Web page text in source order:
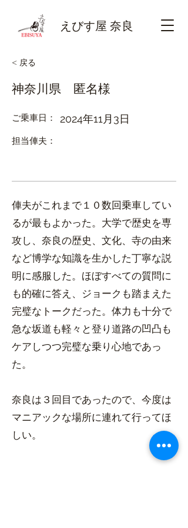
えびす屋 奈良
< 戻る
神奈川県 匿名様
ご乗車日： 2024年11月3日
​担当俥夫：
俥夫がこれまで１０数回乗車してい
るが最もよかった。大学で歴史を専
攻し、奈良の歴史、文化、寺の由来
など博学な知識を生かした丁寧な説
明に感服した。ほぼすべての質問に
も的確に答え、ジョークも踏まえた
完璧なトークだった。体力も十分で
急な坂道も軽々と登り道路の凹凸も
ケアしつつ完璧な乗り心地であっ
た。
奈良は３回目であったので、今度は
マニアックな場所に連れて行ってほ
しい。